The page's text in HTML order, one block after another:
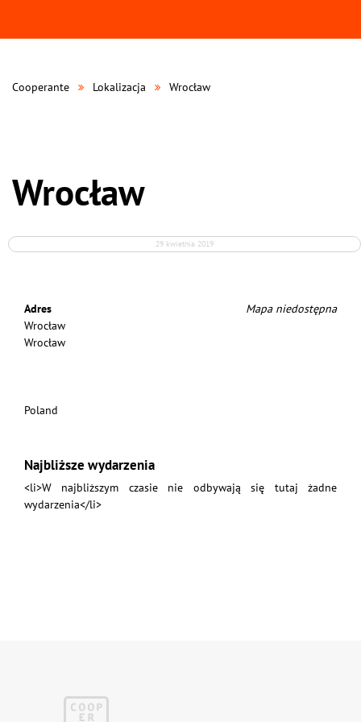
Cooperante Lokalizacja Wrocław
Wrocław
29 kwietnia 2019
Mapa niedostępna
Adres
Wrocław
Wrocław
Poland
Najbliższe wydarzenia
<li>W najbliższym czasie nie odbywają się tutaj żadne
wydarzenia</li>